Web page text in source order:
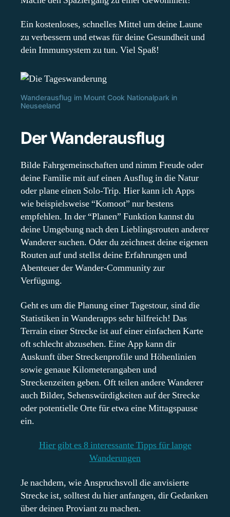
Ein kostenloses, schnelles Mittel um deine Laune
zu verbessern und etwas für deine Gesundheit und
dein Immunsystem zu tun. Viel Spaß!
Wanderausflug im Mount Cook Nationalpark in
Neuseeland
Der Wanderausflug
Bilde Fahrgemeinschaften und nimm Freude oder
deine Familie mit auf einen Ausflug in die Natur
oder plane einen Solo-Trip. Hier kann ich Apps
wie beispielsweise “Komoot” nur bestens
empfehlen. In der “Planen” Funktion kannst du
deine Umgebung nach den Lieblingsrouten anderer
Wanderer suchen. Oder du zeichnest deine eigenen
Routen auf und stellst deine Erfahrungen und
Abenteuer der Wander-Community zur
Verfügung.
Geht es um die Planung einer Tagestour, sind die
Statistiken in Wanderapps sehr hilfreich! Das
Terrain einer Strecke ist auf einer einfachen Karte
oft schlecht abzusehen. Eine App kann dir
Auskunft über Streckenprofile und Höhenlinien
sowie genaue Kilometerangaben und
Streckenzeiten geben. Oft teilen andere Wanderer
auch Bilder, Sehenswürdigkeiten auf der Strecke
oder potentielle Orte für etwa eine Mittagspause
ein.
Hier gibt es 8 interessante Tipps für lange
Wanderungen
Je nachdem, wie Anspruchsvoll die anvisierte
Strecke ist, solltest du hier anfangen, dir Gedanken
über deinen Proviant zu machen.